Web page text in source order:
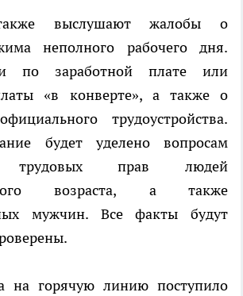
выслушают жалобы о
неполного рабочего дня.
по заработной плате или
«в конверте», а также о
трудоустройства.
будет уделено вопросам
трудовых прав людей
возраста, а также
мужчин. Все факты будут
на горячую линию поступило